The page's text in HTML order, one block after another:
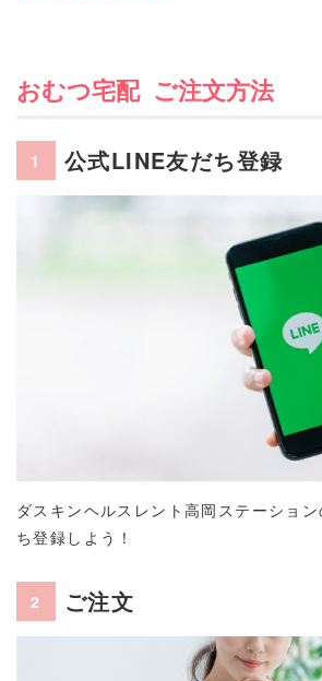
おむつ宅配 ご注文方法
1 公式LINE友だち登録
ダスキンヘルスレント高岡ステーショ
ち登録しよう！
2 ご注文